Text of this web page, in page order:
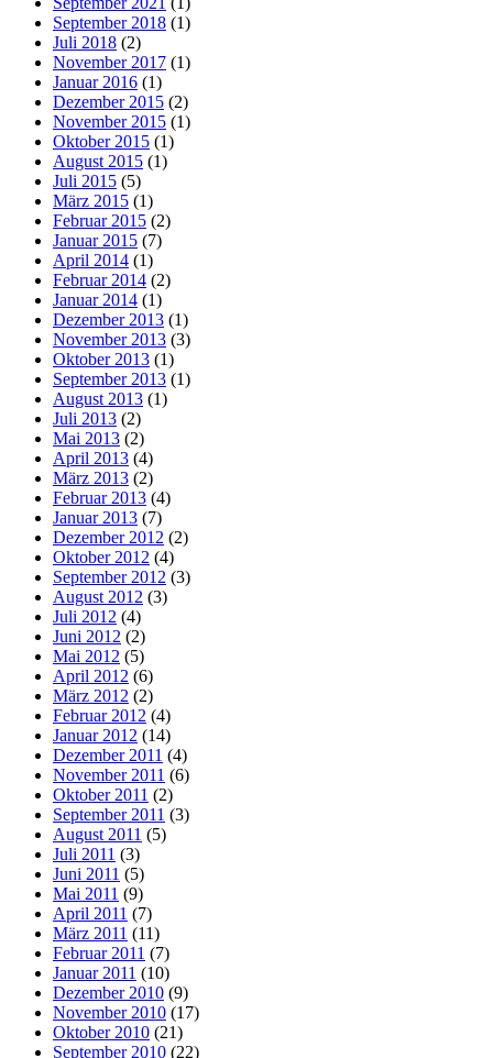
September 2018 (1)
Juli 2018 (2)
November 2017 (1)
Januar 2016 (1)
Dezember 2015 (2)
November 2015 (1)
Oktober 2015 (1)
August 2015 (1)
Juli 2015 (5)
März 2015 (1)
Februar 2015 (2)
Januar 2015 (7)
April 2014 (1)
Februar 2014 (2)
Januar 2014 (1)
Dezember 2013 (1)
November 2013 (3)
Oktober 2013 (1)
September 2013 (1)
August 2013 (1)
Juli 2013 (2)
Mai 2013 (2)
April 2013 (4)
März 2013 (2)
Februar 2013 (4)
Januar 2013 (7)
Dezember 2012 (2)
Oktober 2012 (4)
September 2012 (3)
August 2012 (3)
Juli 2012 (4)
Juni 2012 (2)
Mai 2012 (5)
April 2012 (6)
März 2012 (2)
Februar 2012 (4)
Januar 2012 (14)
Dezember 2011 (4)
November 2011 (6)
Oktober 2011 (2)
September 2011 (3)
August 2011 (5)
Juli 2011 (3)
Juni 2011 (5)
Mai 2011 (9)
April 2011 (7)
März 2011 (11)
Februar 2011 (7)
Januar 2011 (10)
Dezember 2010 (9)
November 2010 (17)
Oktober 2010 (21)
September 2010 (22)